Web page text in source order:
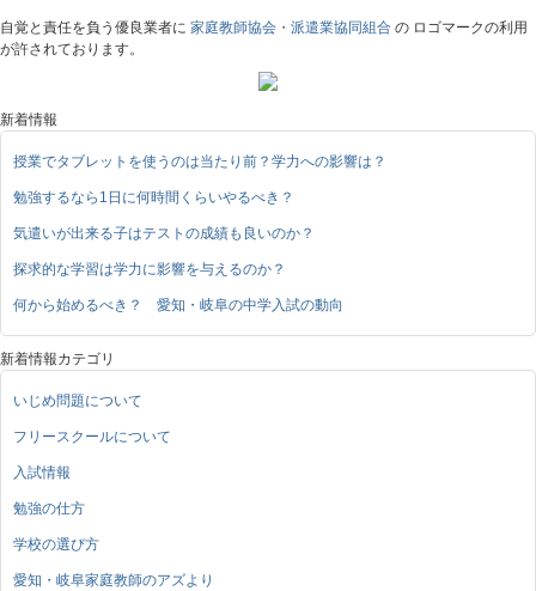
自覚と責任を負う優良業者に 家庭教師協会・派遣業協同組合 の ロゴマークの利用
が許されております。
新着情報
授業でタブレットを使うのは当たり前？学力への影響は？
勉強するなら1日に何時間くらいやるべき？
気遣いが出来る子はテストの成績も良いのか？
探求的な学習は学力に影響を与えるのか？
何から始めるべき？ 愛知・岐阜の中学入試の動向
新着情報カテゴリ
いじめ問題について
フリースクールについて
入試情報
勉強の仕方
学校の選び方
愛知・岐阜家庭教師のアズより